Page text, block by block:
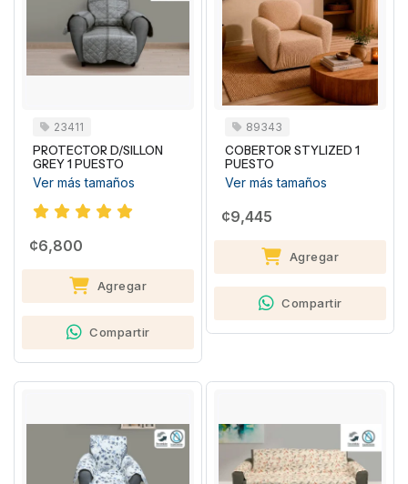
23411
PROTECTOR D/SILLON
GREY 1 PUESTO
Ver más tamaños
¢6,800
Agregar
Compartir
89343
COBERTOR STYLIZED 1
PUESTO
Ver más tamaños
¢9,445
Agregar
Compartir